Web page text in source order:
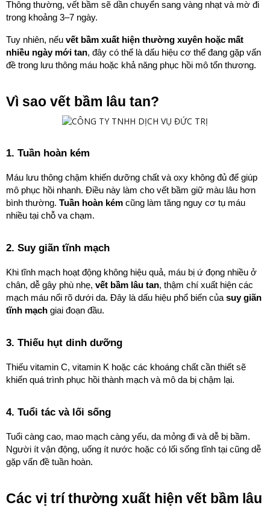
Thông thường, vết bầm sẽ dần chuyển sang vàng nhạt và mờ đi
trong khoảng 3–7 ngày.
Tuy nhiên, nếu vết bầm xuất hiện thường xuyên hoặc mất
nhiều ngày mới tan, đây có thể là dấu hiệu cơ thể đang gặp vấn
đề trong lưu thông máu hoặc khả năng phục hồi mô tổn thương.
Vì sao vết bầm lâu tan?
1. Tuần hoàn kém
Máu lưu thông chậm khiến dưỡng chất và oxy không đủ để giúp
mô phục hồi nhanh. Điều này làm cho vết bầm giữ màu lâu hơn
bình thường. Tuần hoàn kém cũng làm tăng nguy cơ tụ máu
nhiều tại chỗ va chạm.
2. Suy giãn tĩnh mạch
Khi tĩnh mạch hoạt động không hiệu quả, máu bị ứ đọng nhiều ở
chân, dễ gây phù nhẹ, vết bầm lâu tan, thậm chí xuất hiện các
mạch máu nổi rõ dưới da. Đây là dấu hiệu phổ biến của suy giãn
tĩnh mạch giai đoạn đầu.
3. Thiếu hụt dinh dưỡng
Thiếu vitamin C, vitamin K hoặc các khoáng chất cần thiết sẽ
khiến quá trình phục hồi thành mạch và mô da bị chậm lại.
4. Tuổi tác và lối sống
Tuổi càng cao, mao mạch càng yếu, da mỏng đi và dễ bị bầm.
Người ít vận động, uống ít nước hoặc có lối sống tĩnh tại cũng dễ
gặp vấn đề tuần hoàn.
Các vị trí thường xuất hiện vết bầm lâu